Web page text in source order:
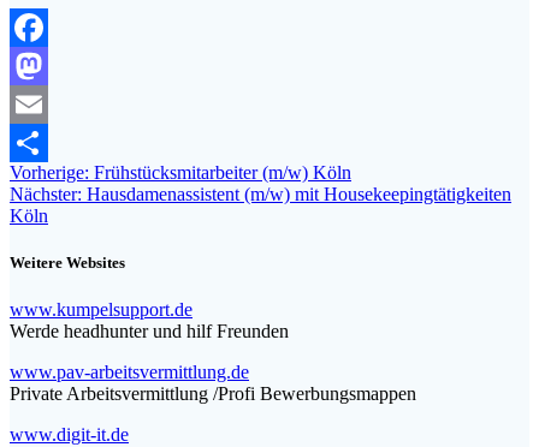
Facebook
Mastodon
Email
Teilen
Beitragsnavigation
Vorherige: Vorheriger
Beitrag:
Frühstücksmitarbeiter (m/w) Köln
Nächster: Nächster
Hausdamenassistent (m/w) mit Housekeepingtätigkeiten
Köln
Weitere Websites
www.kumpelsupport.de
Werde headhunter und hilf Freunden
www.pav-arbeitsvermittlung.de
Private Arbeitsvermittlung /Profi Bewerbungsmappen
www.digit-it.de